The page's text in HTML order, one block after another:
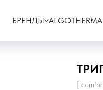
БРЕНДЫ ALGOTHERM
[